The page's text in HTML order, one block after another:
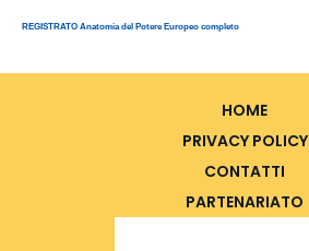
REGISTRATO Anatomia del Potere Europeo completo
HOME
PRIVACY POLICY
CONTATTI
PARTENARIATO